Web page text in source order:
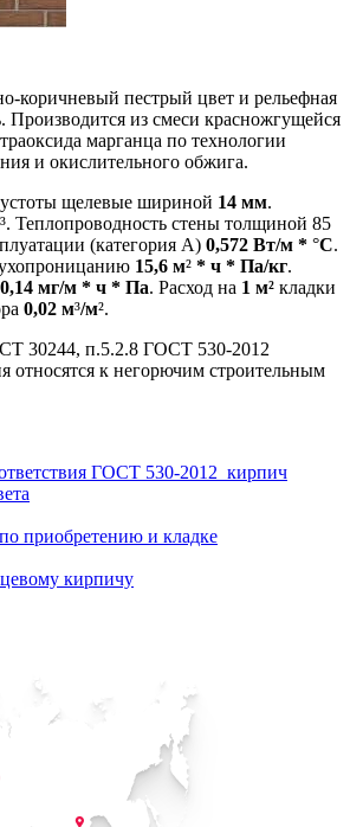
коричневый пестрый цвет и рельефная
Производится из смеси красножгущейся
марганца по технологии
и окислительного обжига.
щелевые шириной 14 мм.
³. Теплопроводность стены толщиной 85
(категория А) 0,572 Вт/м * °С.
15,6 м² * ч * Па/кг.
0,14 мг/м * ч * Па. Расход на 1 м² кладки
0,02 м³/м².
30244, п.5.2.8 ГОСТ 530-2012
относятся к негорючим строительным
ГОСТ 530-2012_кирпич
приобретению и кладке
кирпичу